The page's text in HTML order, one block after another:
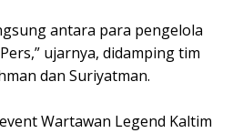
antara para pengelola
ujarnya, didamping tim
dan Suriyatman.
Wartawan Legend Kaltim